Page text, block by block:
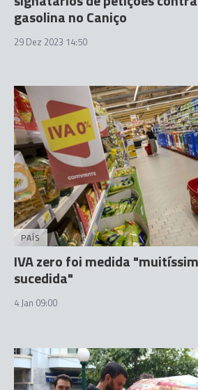
gasolina no Caniço
29 Dez 2023 14:50
PAÍS
IVA zero foi medida
sucedida"
4 Jan 09:00